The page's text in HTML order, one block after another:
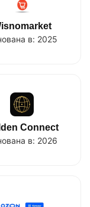
в: 2025
Connect
в: 2026